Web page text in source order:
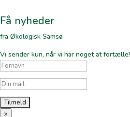
Få nyheder
fra Økologisk Samsø
Vi sender kun, når vi har noget at fortælle!
×